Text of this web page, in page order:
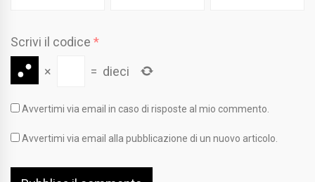
Scrivi il codice *
×
= dieci
Avvertimi via email in caso di risposte al mio commento.
Avvertimi via email alla pubblicazione di un nuovo articolo.